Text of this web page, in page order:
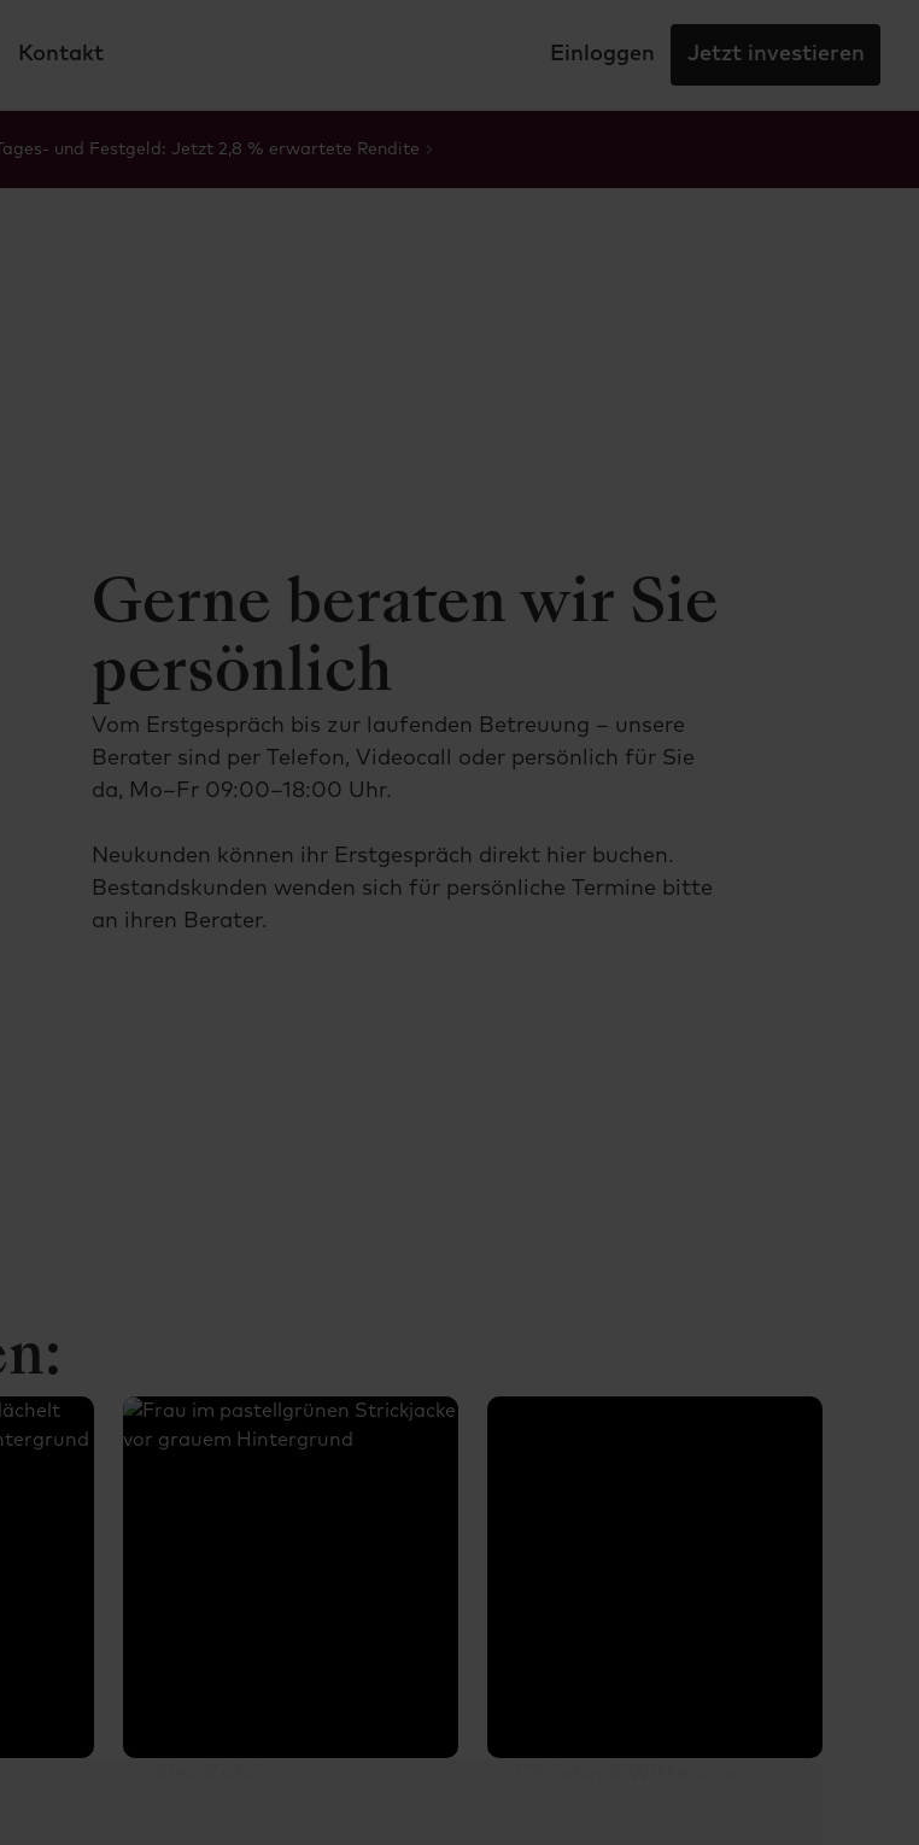
Kontakt Einloggen Jetzt investieren
und Festgeld: Jetzt 2,8 % erwartete Rendite
Gerne beraten wir Sie
persönlich
Vom Erstgespräch bis zur laufenden Betreuung – unsere
Berater sind per Telefon, Videocall oder persönlich für Sie
da, Mo–Fr 09:00–18:00 Uhr.
Neukunden können ihr Erstgespräch direkt hier buchen.
Bestandskunden wenden sich für persönliche Termine bitte
an ihren Berater.